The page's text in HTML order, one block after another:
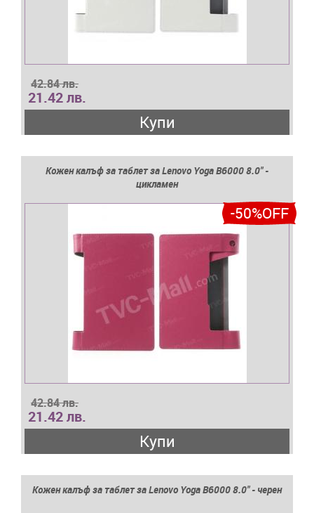
42.84 лв.
21.42 лв.
Купи
Кожен калъф за таблет за Lenovo Yoga B6000 8.0" -
цикламен
-50%OFF
42.84 лв.
21.42 лв.
Купи
Кожен калъф за таблет за Lenovo Yoga B6000 8.0" - черен